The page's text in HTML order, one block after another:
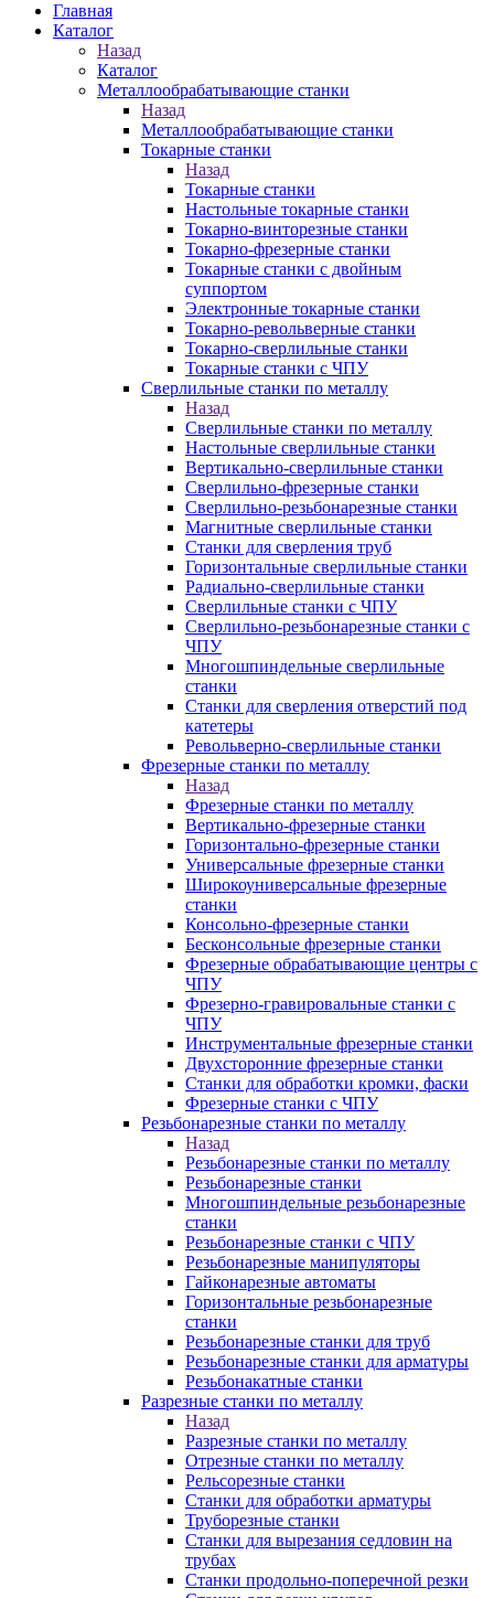
Главная
Каталог
Назад
Каталог
Металлообрабатывающие станки
Назад
Металлообрабатывающие станки
Токарные станки
Назад
Токарные станки
Настольные токарные станки
Токарно-винторезные станки
Токарно-фрезерные станки
Токарные станки с двойным
суппортом
Электронные токарные станки
Токарно-револьверные станки
Токарно-сверлильные станки
Токарные станки с ЧПУ
Сверлильные станки по металлу
Назад
Сверлильные станки по металлу
Настольные сверлильные станки
Вертикально-сверлильные станки
Сверлильно-фрезерные станки
Сверлильно-резьбонарезные станки
Магнитные сверлильные станки
Станки для сверления труб
Горизонтальные сверлильные станки
Радиально-сверлильные станки
Сверлильные станки с ЧПУ
Сверлильно-резьбонарезные станки с
ЧПУ
Многошпиндельные сверлильные
станки
Станки для сверления отверстий под
катетеры
Револьверно-сверлильные станки
Фрезерные станки по металлу
Назад
Фрезерные станки по металлу
Вертикально-фрезерные станки
Горизонтально-фрезерные станки
Универсальные фрезерные станки
Широкоуниверсальные фрезерные
станки
Консольно-фрезерные станки
Бесконсольные фрезерные станки
Фрезерные обрабатывающие центры с
ЧПУ
Фрезерно-гравировальные станки с
ЧПУ
Инструментальные фрезерные станки
Двухсторонние фрезерные станки
Станки для обработки кромки, фаски
Фрезерные станки с ЧПУ
Резьбонарезные станки по металлу
Назад
Резьбонарезные станки по металлу
Резьбонарезные станки
Многошпиндельные резьбонарезные
станки
Резьбонарезные станки с ЧПУ
Резьбонарезные манипуляторы
Гайконарезные автоматы
Горизонтальные резьбонарезные
станки
Резьбонарезные станки для труб
Резьбонарезные станки для арматуры
Резьбонакатные станки
Разрезные станки по металлу
Назад
Разрезные станки по металлу
Отрезные станки по металлу
Рельсорезные станки
Станки для обработки арматуры
Труборезные станки
Станки для вырезания седловин на
трубаx
Станки продольно-поперечной резки